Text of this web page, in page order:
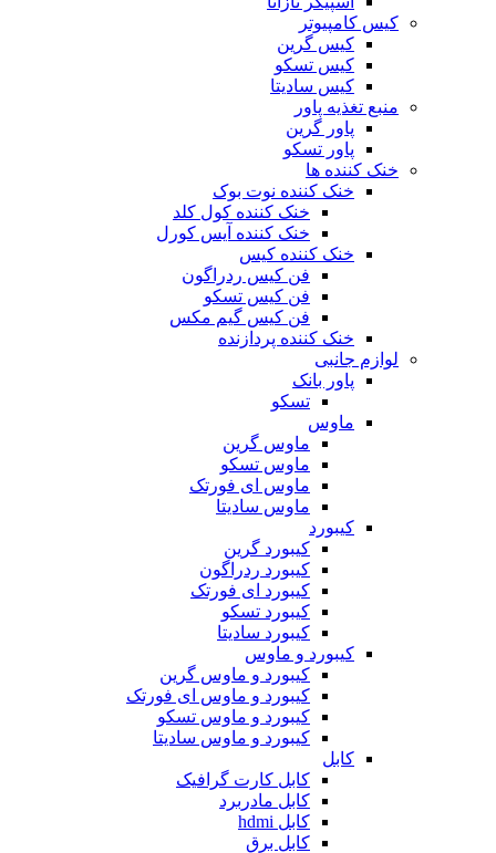
کیس کامپیوتر
کیس گرین
کیس تسکو
کیس سادیتا
منبع تغذیه‌ پاور
پاور گرین
پاور تسکو
خنک کننده ها
خنک کننده نوت بوک
خنک کننده کول کلد
خنک کننده آیس کورل
خنک کننده کیس
فن کیس ردراگون
فن کیس تسکو
فن کیس گیم مکس
خنک کننده پردازنده
لوازم جانبی
پاور بانک
تسکو
ماوس
ماوس گرین
ماوس تسکو
ماوس ای فورتک
ماوس سادیتا
کیبورد
کیبورد گرین
کیبورد ردراگون
کیبورد ای فورتک
کیبورد تسکو
کیبورد سادیتا
کیبورد و ماوس
کیبورد و ماوس گرین
کیبورد و ماوس ای فورتک
کیبورد و ماوس تسکو
کیبورد و ماوس سادیتا
کابل
کابل کارت گرافیک
کابل مادربرد
کابل hdmi
کابل برق